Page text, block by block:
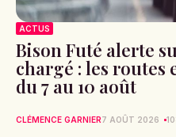
ACTUS
Bison Futé alerte
chargé : les routes
du 7 au 10 août
CLÉMENCE GARNIER7 AOÛT 2026